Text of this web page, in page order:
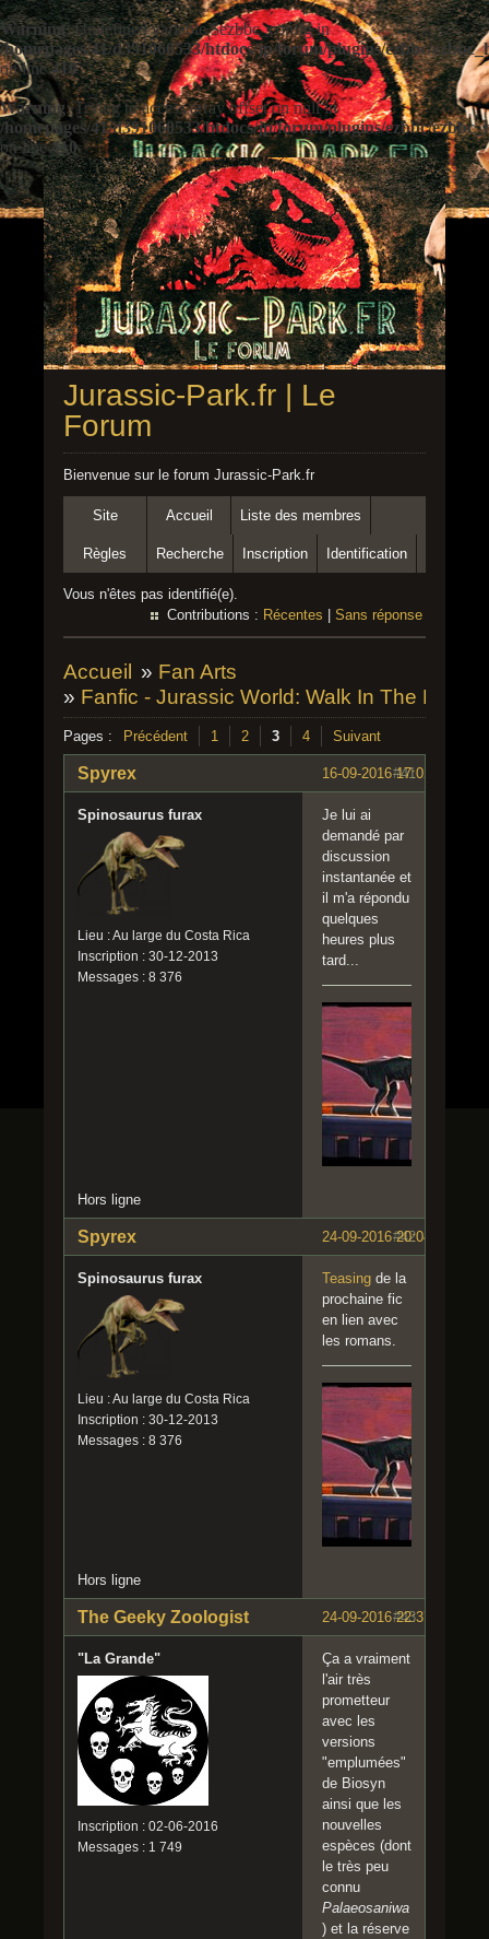
Warning: Undefined variable $ezbbc_config in
/homepages/41/d391060533/htdocs/jp/forum/plugins/ezbbc/
on line410
Warning: Trying to access array offset on null in
/homepages/41/d391060533/htdocs/jp/forum/plugins/ezbbc/
on line410
Jurassic-Park.fr | Le
Forum
Bienvenue sur le forum Jurassic-Park.fr
Site Accueil Liste des membres
Règles Recherche Inscription Identification
Vous n'êtes pas identifié(e).
Contributions : Récentes Sans réponse
Accueil » Fan Arts
» Fanfic - Jurassic World: Walk In The Park
Pages : Précédent 1 2 3 4 Suivant
#41
16-09-2016 17:02:57
Spyrex
Spinosaurus furax
Lieu : Au large du Costa Rica
Inscription : 30-12-2013
Messages : 8 376
Je lui ai
demandé par
discussion
instantanée et
il m'a répondu
quelques
heures plus
tard...
Hors ligne
#42
24-09-2016 20:04:26
Spyrex
Spinosaurus furax
Lieu : Au large du Costa Rica
Inscription : 30-12-2013
Messages : 8 376
Teasing de la
prochaine fic
en lien avec
les romans.
Hors ligne
#43
24-09-2016 22:37:23
The Geeky Zoologist
"La Grande"
Inscription : 02-06-2016
Messages : 1 749
Ça a vraiment
l'air très
prometteur
avec les
versions
"emplumées"
de Biosyn
ainsi que les
nouvelles
espèces (dont
le très peu
connu
Palaeosaniwa
) et la réserve